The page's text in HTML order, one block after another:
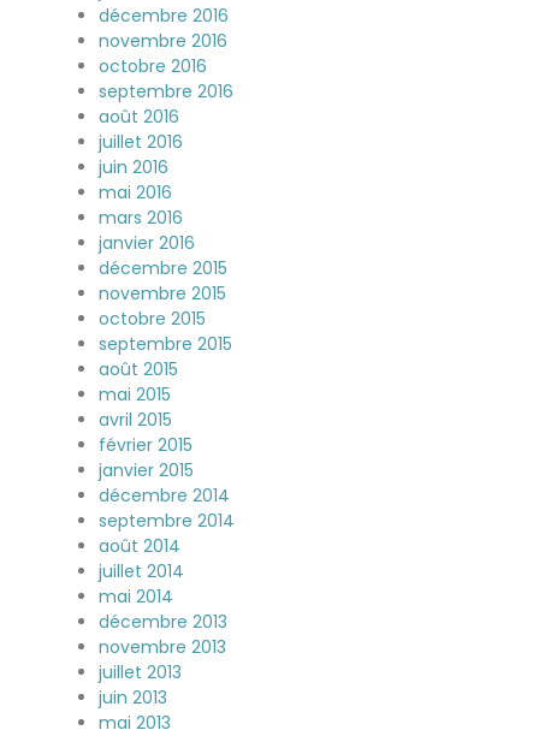
décembre 2016
novembre 2016
octobre 2016
septembre 2016
août 2016
juillet 2016
juin 2016
mai 2016
mars 2016
janvier 2016
décembre 2015
novembre 2015
octobre 2015
septembre 2015
août 2015
mai 2015
avril 2015
février 2015
janvier 2015
décembre 2014
septembre 2014
août 2014
juillet 2014
mai 2014
décembre 2013
novembre 2013
juillet 2013
juin 2013
mai 2013